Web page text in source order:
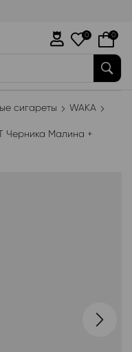
0 0
сигареты
WAKA
Черника Малина +